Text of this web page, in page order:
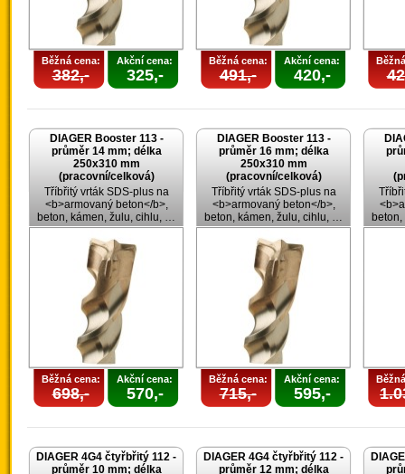
Běžná cena:
382,-
Akční cena:
325,-
Běžná cena:
491,-
Akční cena:
420,-
DIAGER Booster 113 -
průměr 14 mm; délka
250x310 mm
(pracovní/celková)
Tříbřitý vrták SDS-plus na
<b>armovaný beton</b>,
beton, kámen, žulu, cihlu, …
Běžná cena:
698,-
Akční cena:
570,-
DIAGER Booster 113 -
průměr 16 mm; délka
250x310 mm
(pracovní/celková)
Tříbřitý vrták SDS-plus na
<b>armovaný beton</b>,
beton, kámen, žulu, cihlu, …
Běžná cena:
715,-
Akční cena:
595,-
DIAGER 4G4 čtyřbřitý 112 -
průměr 10 mm; délka
DIAGER 4G4 čtyřbřitý 112 -
průměr 12 mm; délka